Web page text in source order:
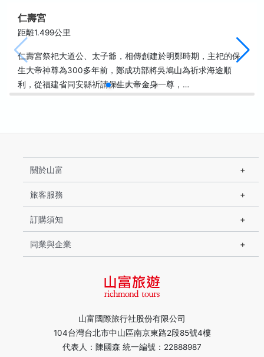
仁壽宮
距離1.499公里
仁壽宮祭祀大道公、太子爺，相傳創建於明鄭時期，主祀的保
生大帝神尊為300多年前，鄭成功部將吳鳩山為祈求海途順
利，從福建省同安縣祈請保生大帝金身一尊，…
山富國際旅行社股份有限公司
104台灣台北市中山區南京東路2段85號4樓
代表人：陳國森 統一編號：22888987
關於山富
旅客服務
訂購須知
同業與企業